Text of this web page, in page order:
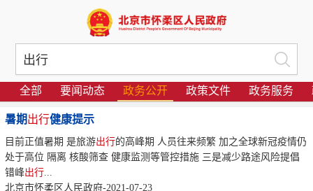
全部 要闻动态 政务公开 政策文件 政务服务
暑期出行健康提示
目前正值暑期 是旅游出行的高峰期 人员往来频繁 加之全球新冠疫情仍
处于高位 隔离 核酸筛查 健康监测等管控措施 三是减少路途风险提倡
错峰出行
北京市怀柔区人民政府-2021-07-23